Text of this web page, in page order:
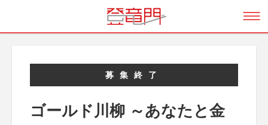
募集終了
ゴールド川柳 ～あなたと金